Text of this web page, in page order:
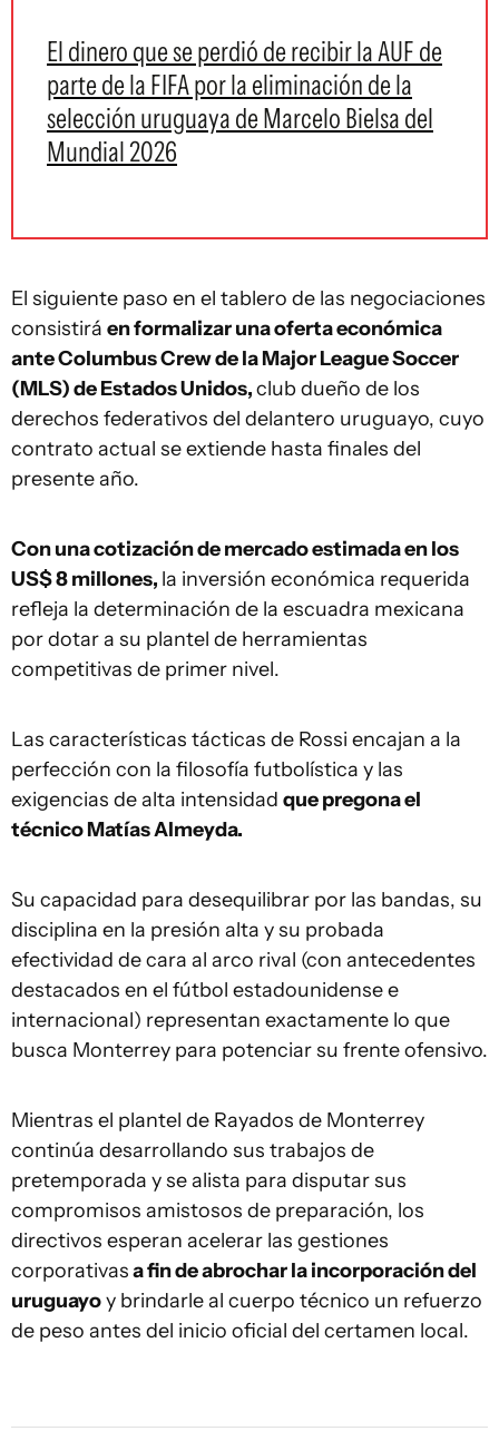
El dinero que se perdió de recibir la AUF de
parte de la FIFA por la eliminación de la
selección uruguaya de Marcelo Bielsa del
Mundial 2026
El siguiente paso en el tablero de las negociaciones
consistirá en formalizar una oferta económica
ante Columbus Crew de la Major League Soccer
(MLS) de Estados Unidos,club dueño de los
derechos federativos del delantero uruguayo, cuyo
contrato actual se extiende hasta finales del
presente año.
Con una cotización de mercado estimada en los
US$ 8 millones, la inversión económica requerida
refleja la determinación de la escuadra mexicana
por dotar a su plantel de herramientas
competitivas de primer nivel.
Las características tácticas de Rossi encajan a la
perfección con la filosofía futbolística y las
exigencias de alta intensidad que pregona el
técnico Matías Almeyda.
Su capacidad para desequilibrar por las bandas, su
disciplina en la presión alta y su probada
efectividad de cara al arco rival (con antecedentes
destacados en el fútbol estadounidense e
internacional) representan exactamente lo que
busca Monterrey para potenciar su frente ofensivo.
Mientras el plantel de Rayados de Monterrey
continúa desarrollando sus trabajos de
pretemporada y se alista para disputar sus
compromisos amistosos de preparación, los
directivos esperan acelerar las gestiones
corporativasa fin de abrochar la incorporación del
uruguayoy brindarle al cuerpo técnico un refuerzo
de peso antes del inicio oficial del certamen local.